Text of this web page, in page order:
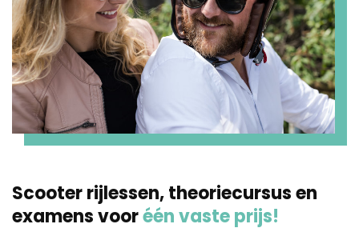
Scooter rijlessen, theoriecursus en
examens vooréén vaste prijs!